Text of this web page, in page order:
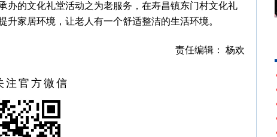
办的文化礼堂活动之为老服务，在寿昌镇东门村文化礼
家居环境，让老人有一个舒适整洁的生活环境。
责任编辑： 杨欢
注官方微信